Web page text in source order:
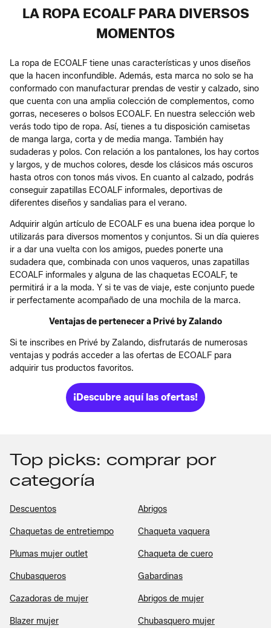
LA ROPA ECOALF PARA DIVERSOS
MOMENTOS
La ropa de ECOALF tiene unas características y unos diseños
que la hacen inconfundible. Además, esta marca no solo se ha
conformado con manufacturar prendas de vestir y calzado, sino
que cuenta con una amplia colección de complementos, como
gorras, neceseres o bolsos ECOALF. En nuestra selección web
verás todo tipo de ropa. Así, tienes a tu disposición camisetas
de manga larga, corta y de media manga. También hay
sudaderas y polos. Con relación a los pantalones, los hay cortos
y largos, y de muchos colores, desde los clásicos más oscuros
hasta otros con tonos más vivos. En cuanto al calzado, podrás
conseguir zapatillas ECOALF informales, deportivas de
diferentes diseños y sandalias para el verano.
Adquirir algún artículo de ECOALF es una buena idea porque lo
utilizarás para diversos momentos y conjuntos. Si un día quieres
ir a dar una vuelta con los amigos, puedes ponerte una
sudadera que, combinada con unos vaqueros, unas zapatillas
ECOALF informales y alguna de las chaquetas ECOALF, te
permitirá ir a la moda. Y si te vas de viaje, este conjunto puede
ir perfectamente acompañado de una mochila de la marca.
Ventajas de pertenecer a Privé by Zalando
Si te inscribes en Privé by Zalando, disfrutarás de numerosas
ventajas y podrás acceder a las ofertas de ECOALF para
adquirir tus productos favoritos.
¡Descubre aquí las ofertas!
Top picks: comprar por
categoría
Descuentos Abrigos
Chaquetas de entretiempo Chaqueta vaquera
Plumas mujer outlet Chaqueta de cuero
Chubasqueros Gabardinas
Cazadoras de mujer Abrigos de mujer
Blazer mujer Chubasquero mujer